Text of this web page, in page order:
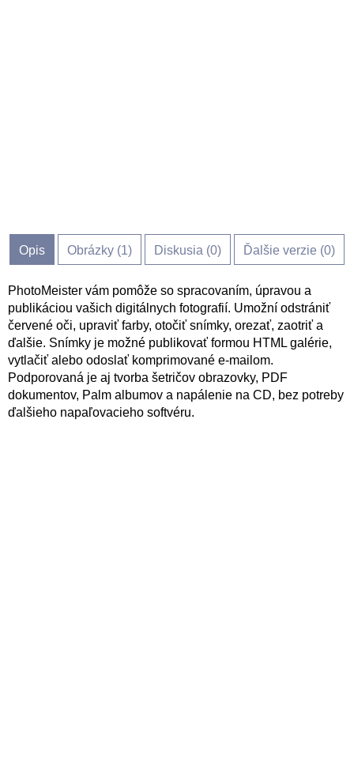
Opis Obrázky (1) Diskusia (0) Ďalšie verzie (0)
PhotoMeister vám pomôže so spracovaním, úpravou a
publikáciou vašich digitálnych fotografií. Umožní odstrániť
červené oči, upraviť farby, otočiť snímky, orezať, zaotriť a
ďalšie. Snímky je možné publikovať formou HTML galérie,
vytlačiť alebo odoslať komprimované e-mailom.
Podporovaná je aj tvorba šetričov obrazovky, PDF
dokumentov, Palm albumov a napálenie na CD, bez potreby
ďalšieho napaľovacieho softvéru.